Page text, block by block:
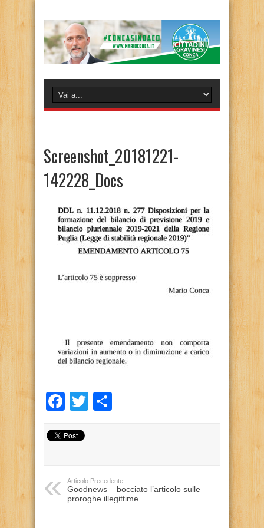
Screenshot_20181221-
142228_Docs
Facebook
Twitter
Articolo Precedente
Goodnews – bocciato l’articolo sulle
proroghe illegittime.